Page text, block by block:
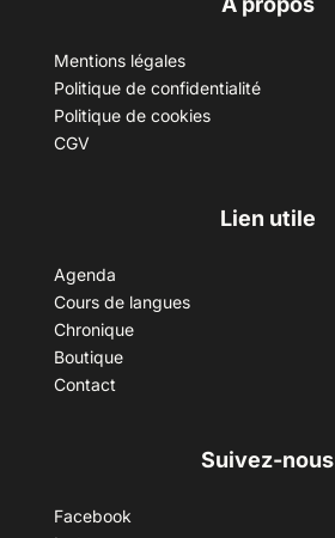
Mentions légales
Politique de confidentialité
Politique de cookies
CGV
Lien utile
Agenda
Cours de langues
Chronique
Boutique
Contact
Suivez-nous
Facebook